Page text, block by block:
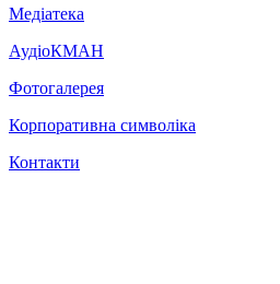
Медіатека
АудіоКМАН
Фотогалерея
Корпоративна символіка
Контакти